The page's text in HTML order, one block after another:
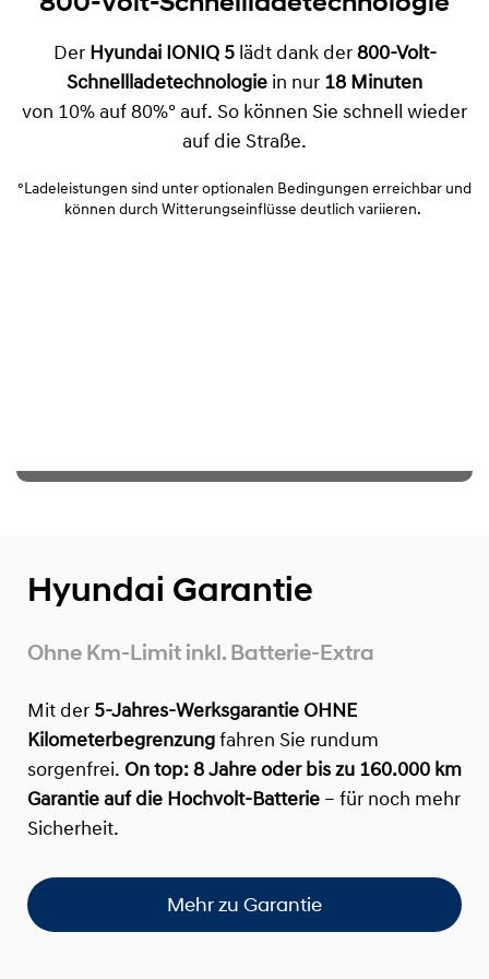
Der Hyundai IONIQ 5lädt dank der 800-Volt-
Schnellladetechnologie in nur 18 Minuten
von 10% auf 80%° auf. So können Sie schnell wieder
auf die Straße.
°Ladeleistungen sind unter optionalen Bedingungen erreichbar und
können durch Witterungseinflüsse deutlich variieren.
Hyundai Garantie
Ohne Km-Limit inkl. Batterie-Extra
Mit der 5-Jahres-Werksgarantie OHNE
Kilometerbegrenzung fahren Sie rundum
sorgenfrei. On top: 8 Jahre oder bis zu 160.000 km
Garantie auf die Hochvolt-Batterie – für noch mehr
Sicherheit.
Mehr zu Garantie